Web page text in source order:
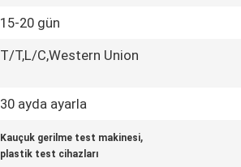
15-20 gün
T/T,L/C,Western Union
30 ayda ayarla
Kauçuk gerilme test makinesi,
plastik test cihazları